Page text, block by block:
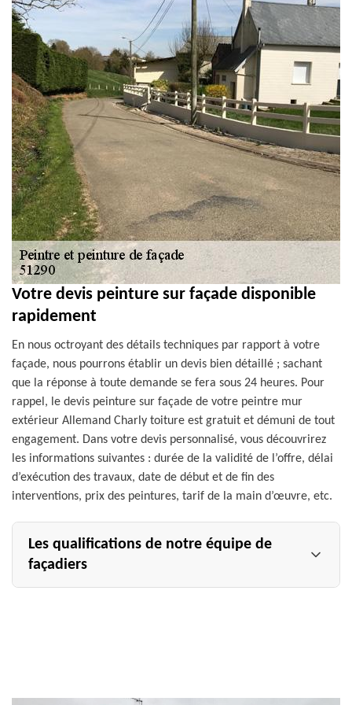
Votre devis peinture sur façade disponible
rapidement
En nous octroyant des détails techniques par rapport à votre
façade, nous pourrons établir un devis bien détaillé ; sachant
que la réponse à toute demande se fera sous 24 heures. Pour
rappel, le devis peinture sur façade de votre peintre mur
extérieur Allemand Charly toiture est gratuit et démuni de tout
engagement. Dans votre devis personnalisé, vous découvrirez
les informations suivantes : durée de la validité de l’offre, délai
d’exécution des travaux, date de début et de fin des
interventions, prix des peintures, tarif de la main d’œuvre, etc.
Les qualifications de notre équipe de
façadiers